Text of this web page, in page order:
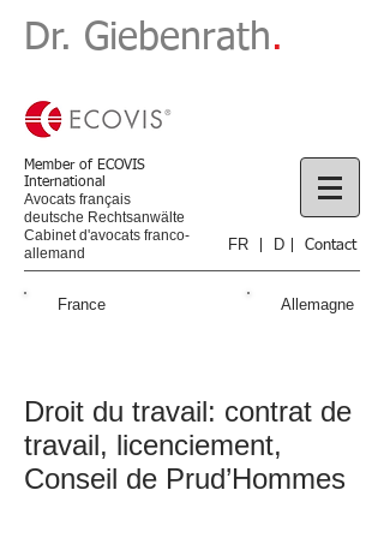
​Dr. Giebenrath.
Member of ECOVIS
International
Avocats français
deutsche Rechtsanwälte
Cabinet d'avocats franco-
allemand
Avocat, Avocats, Cabinets
d’avocats, Cabinet d’avocat,
France, Alsace, Strasbourg,
contrats, des, affaires,
famille, succession,
consommation, pénal,
frontalier, Kehl
FR D Contact
France Allemagne
Droit du travail: contrat de
travail, licenciement,
Conseil de Prud’Hommes